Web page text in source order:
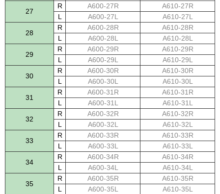
27
R A600-27R
A610-27R
L
A600-27L A610-27L
28
R A600-28R
A610-28R
L
A600-28L A610-28L
29
R A600-29R
A610-29R
L
A600-29L A610-29L
30
R A600-30R
A610-30R
L
A600-30L A610-30L
31
R A600-31R
A610-31R
L
A600-31L A610-31L
32
R A600-32R
A610-32R
L
A600-32L A610-32L
33
R A600-33R
A610-33R
L
A600-33L A610-33L
34
R A600-34R
A610-34R
L
A600-34L A610-34L
35
R A600-35R
A610-35R
L
A600-35L A610-35L